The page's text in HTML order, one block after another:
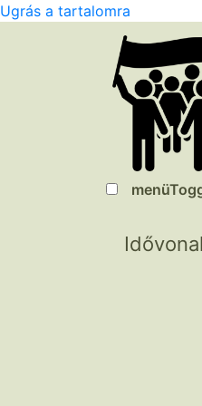
Ugrás a tartalomra
menü
Idővonal